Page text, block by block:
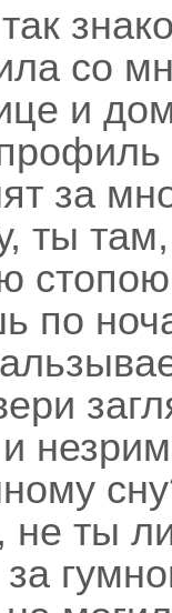
со
и
за
ты там,
стопою
по
не ты